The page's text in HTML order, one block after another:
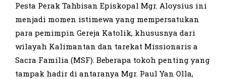
Pesta Perak Tahbisan Episkopal Mgr. Aloysius ini
menjadi momen istimewa yang mempersatukan
para pemimpin Gereja Katolik, khususnya dari
wilayah Kalimantan dan tarekat Missionaris a
Sacra Familia (MSF). Beberapa tokoh penting yang
tampak hadir di antaranya Mgr. Paul Yan Olla,